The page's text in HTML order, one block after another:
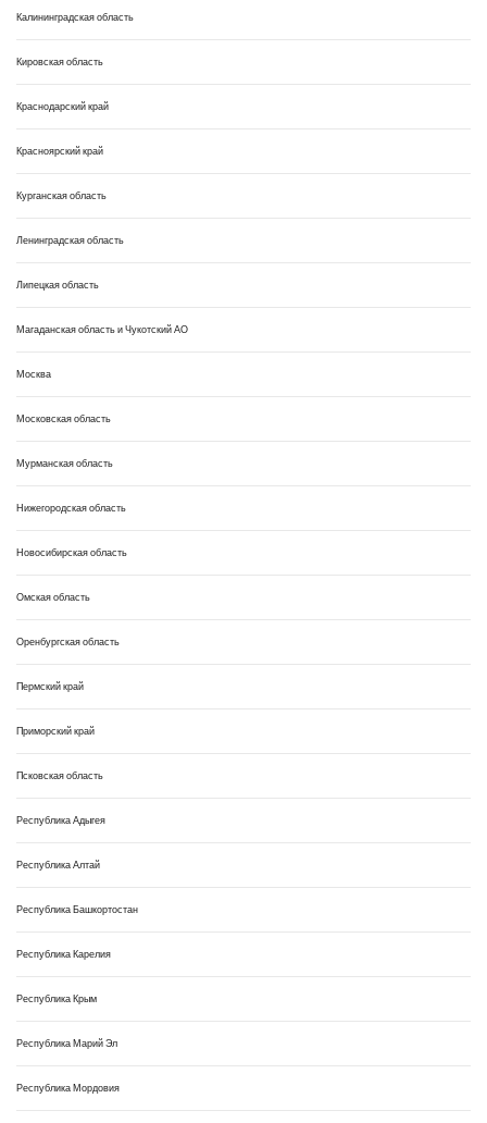
Калининградская область
Кировская область
Краснодарский край
Красноярский край
Курганская область
Ленинградская область
Липецкая область
Магаданская область и Чукотский АО
Москва
Московская область
Мурманская область
Нижегородская область
Новосибирская область
Омская область
Оренбургская область
Пермский край
Приморский край
Псковская область
Республика Адыгея
Республика Алтай
Республика Башкортостан
Республика Карелия
Республика Крым
Республика Марий Эл
Республика Мордовия